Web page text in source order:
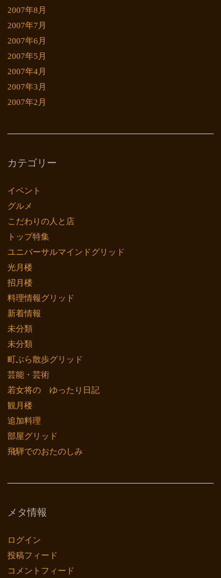
2007年8月
2007年7月
2007年6月
2007年5月
2007年4月
2007年3月
2007年2月
カテゴリー
イベント
グルメ
こだわりの人と店
トップ特集
ユニバーサルマインドグリッド
光月楼
招月楼
料理情報グリッド
新着情報
未分類
未分類
町ぶら散歩グリッド
芸能・芸術
若女将の ゆったり日記
観月楼
追加料理
部屋グリッド
飛騨でのおたのしみ
メタ情報
ログイン
投稿フィード
コメントフィード